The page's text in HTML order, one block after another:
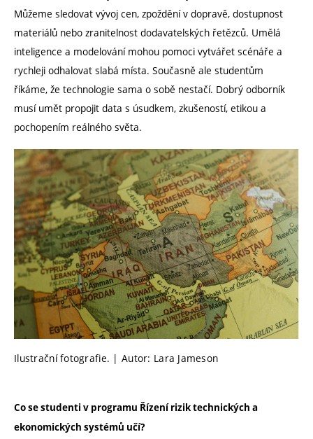
Můžeme sledovat vývoj cen, zpoždění v dopravě, dostupnost
materiálů nebo zranitelnost dodavatelských řetězců. Umělá
inteligence a modelování mohou pomoci vytvářet scénáře a
rychleji odhalovat slabá místa. Současně ale studentům
říkáme, že technologie sama o sobě nestačí. Dobrý odborník
musí umět propojit data s úsudkem, zkušeností, etikou a
pochopením reálného světa.
Ilustrační fotografie. | Autor: Lara Jameson
Co se studenti v programu Řízení rizik technických a
ekonomických systémů učí?